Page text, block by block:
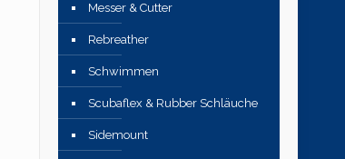
Messer & Cutter
Rebreather
Schwimmen
Scubaflex & Rubber Schläuche
Sidemount